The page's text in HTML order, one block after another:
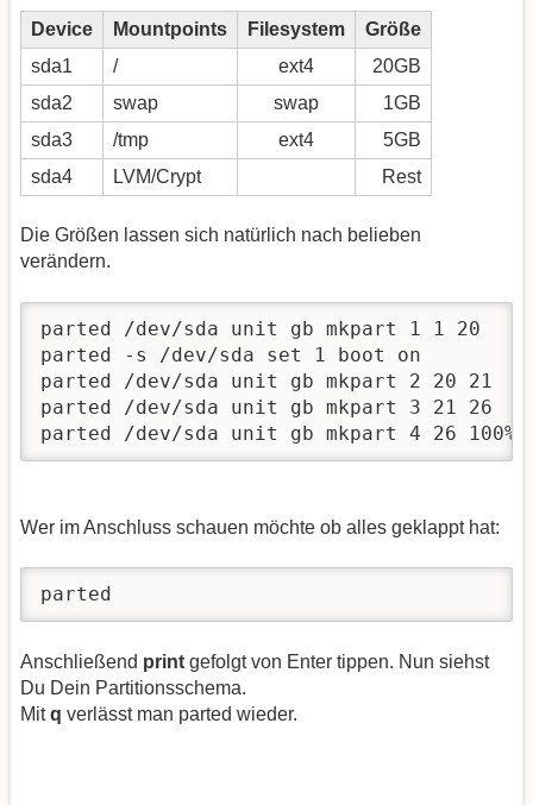
Device Mountpoints Filesystem
Größe
sda1
/ ext4
20GB
sda2
swap swap
1GB
sda3
/tmp ext4
5GB
sda4
LVM/Crypt Rest
Die Größen lassen sich natürlich nach belieben
verändern.
parted /dev/sda unit gb mkpart 1 1
parted -s /dev/sda set 1 boot on
parted /dev/sda unit gb mkpart 2 20 21
parted /dev/sda unit gb mkpart 3 21 26
parted /dev/sda unit gb mkpart 4 26 100%
Wer im Anschluss schauen möchte ob alles geklappt hat:
parted
Anschließend print gefolgt von Enter tippen. Nun siehst
Du Dein Partitionsschema.
Mitq verlässt man parted wieder.